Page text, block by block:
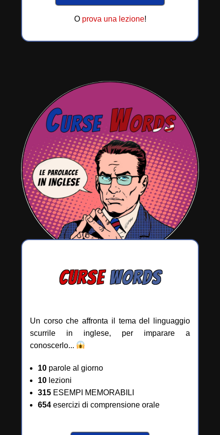
O prova una lezione!
CURSE WORDS
Un corso che affronta il tema del linguaggio
scurrile in inglese, per imparare a
conoscerlo...
10 parole al giorno
10 lezioni
315 ESEMPI MEMORABILI
654 esercizi di comprensione orale